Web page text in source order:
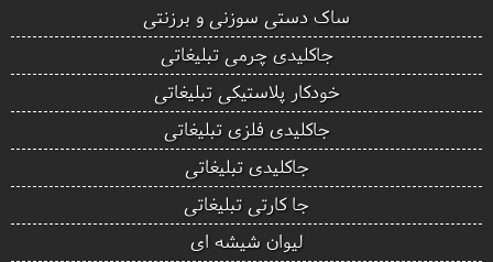
ساک دستی سوزنی و برزنتی
جاکلیدی چرمی تبلیغاتی
خودکار پلاستیکی تبلیغاتی
جاکلیدی فلزی تبلیغاتی
جاکلیدی تبلیغاتی
جا کارتی تبلیغاتی
لیوان شیشه ای